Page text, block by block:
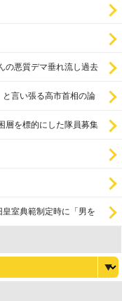
の悪質デマ垂れ流し過去
と言い張る高市首相の論
層を標的にした隊員募集
皇室典範制定時に「男を